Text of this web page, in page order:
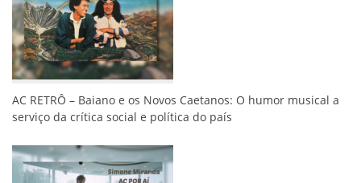
AC RETRÔ – Baiano e os Novos Caetanos: O humor musical a
serviço da crítica social e política do país